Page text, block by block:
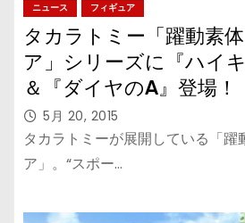
ニュース フィギュア
タカラトミー「躍動素
ア」シリーズに『ハイ
＆『ダイヤのA』登場！
5月 20, 2015
タカラトミーが展開している「躍
ア」。“スポー…